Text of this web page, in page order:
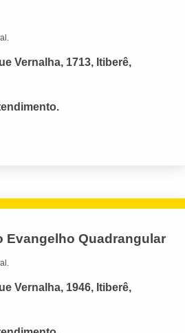
Vernalha, 1713, Itiberê,
Evangelho Quadrangular
Vernalha, 1946, Itiberê,